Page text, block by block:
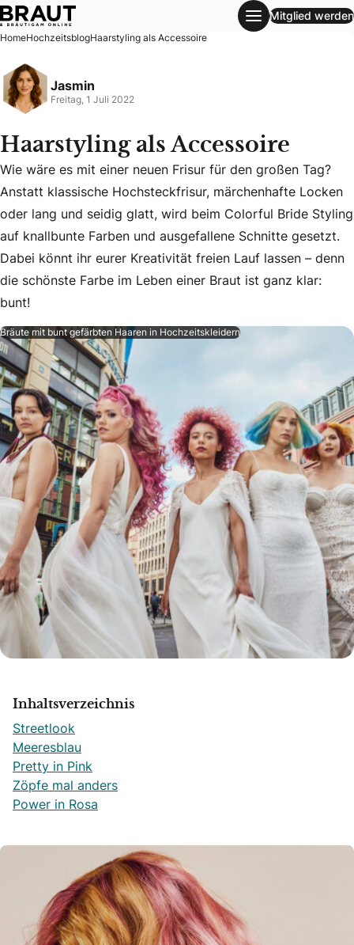
Haarstyling als Accessoire
Mitglied werden
HomeHochzeitsblogHaarstyling als Accessoire
Jasmin
Freitag, 1 Juli 2022
Haarstyling als Accessoire
Wie wäre es mit einer neuen Frisur für den großen Tag?
Wie wäre es mit einer neuen Frisur für den großen Tag?
Anstatt klassische Hochsteckfrisur, märchenhafte Locken
oder lang und seidig glatt, wird beim Colorful Bride Styling
auf knallbunte Farben und ausgefallene Schnitte gesetzt.
Dabei könnt ihr eurer Kreativität freien Lauf lassen – denn
die schönste Farbe im Leben einer Braut ist ganz klar:
bunt!
Bräute mit bunt gefärbten Haaren in Hochzeitskleidern
Inhaltsverzeichnis
Streetlook
Meeresblau
Pretty in Pink
Zöpfe mal anders
Power in Rosa